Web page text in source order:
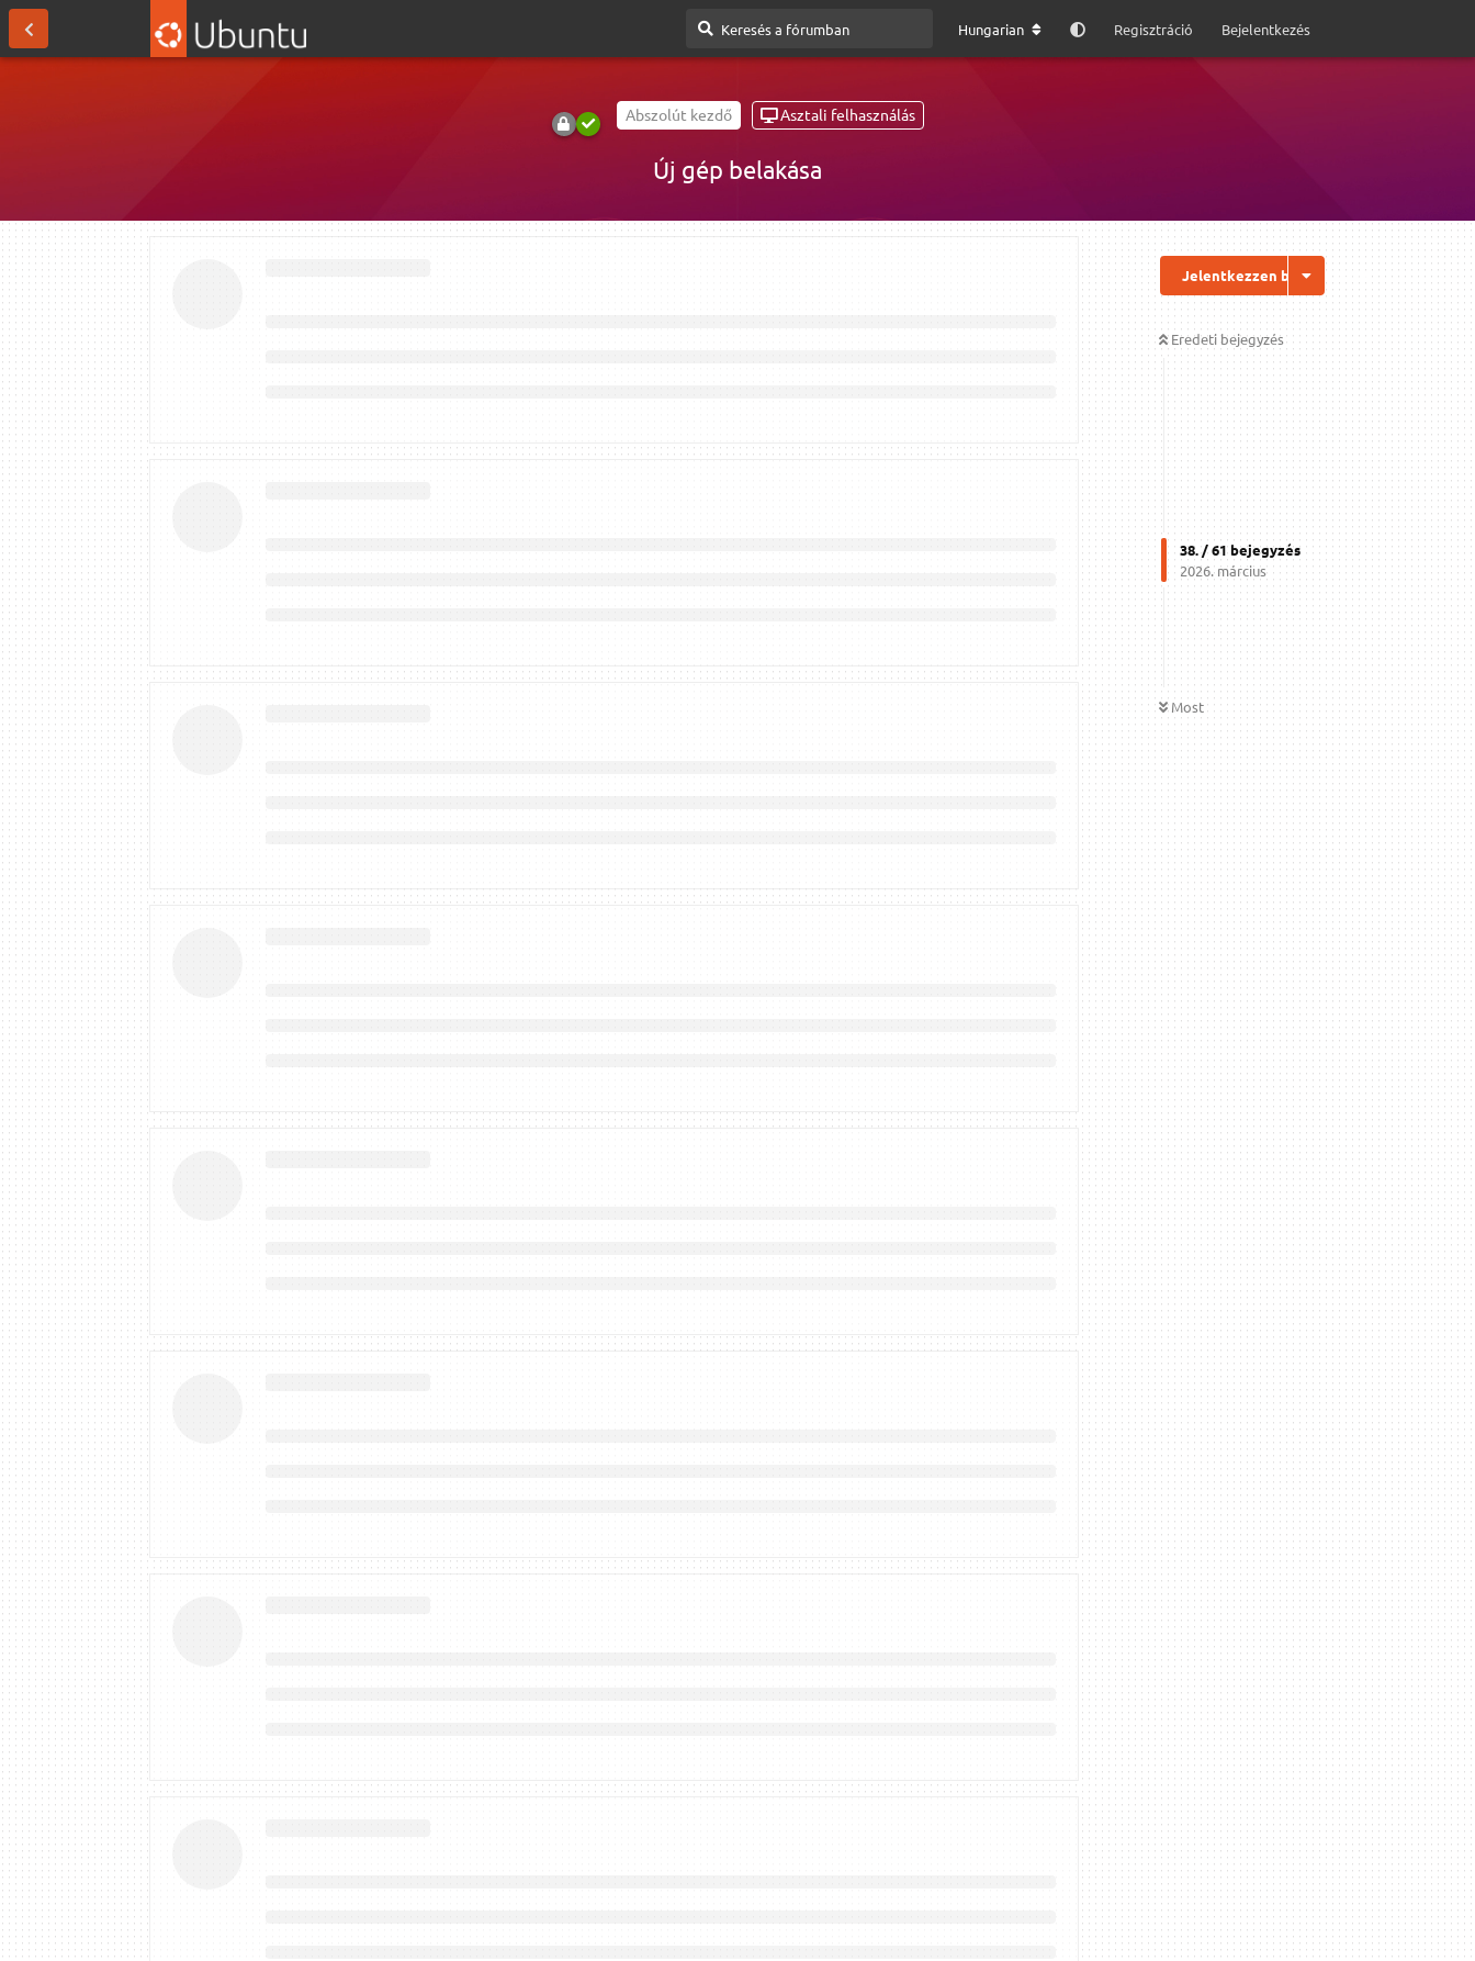
Hungarian Regisztráció Bejelentkezés
Abszolút kezdő Asztali felhasználás
Új gép belakása
Jelentkezzen be a válaszhoz
Eredeti bejegyzés
38. /61bejegyzés
2026. március
Most